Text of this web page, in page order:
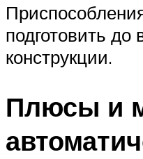
подготовить до
конструкции.
Плюсы и